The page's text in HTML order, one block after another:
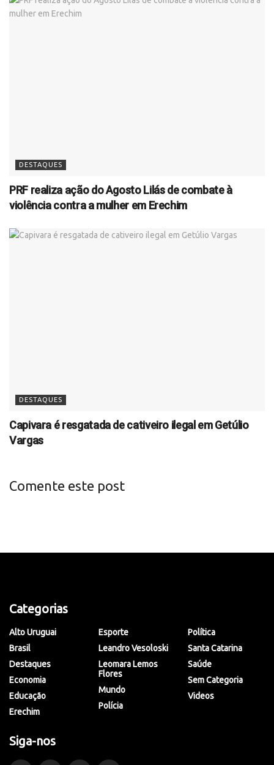
DESTAQUES
PRF realiza ação do Agosto Lilás de combate à
violência contra a mulher em Erechim
DESTAQUES
Capivara é resgatada de cativeiro ilegal em Getúlio
Vargas
Comente este post
Categorias
Alto Uruguai
Brasil
Destaques
Economia
Educação
Erechim
Esporte
Leandro Vesoloski
Leomara Lemos
Flores
Mundo
Polícia
Política
Santa Catarina
Saúde
Sem Categoria
Videos
Siga-nos